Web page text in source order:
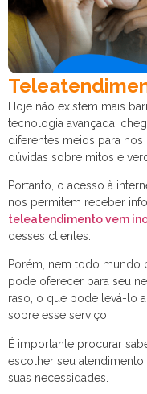
Hoje não existem mais
tecnologia avançada,
diferentes meios para
dúvidas sobre mitos e
Portanto, o acesso à
nos permitem receber
teleatendimento vem
desses clientes.
Porém, nem todo mundo
pode oferecer para seu
raso, o que pode levá-lo
sobre esse serviço.
É importante procurar
escolher seu
suas necessidades.